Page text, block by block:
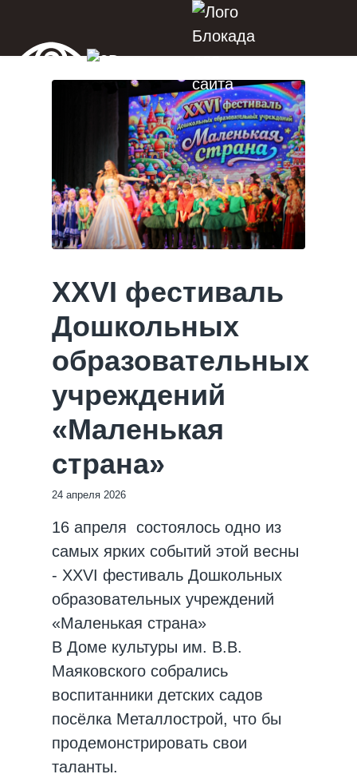
XXVI фестиваль
Дошкольных
образовательных
учреждений
«Маленькая
страна»
24 апреля 2026
16 апреля состоялось одно из
самых ярких событий этой весны
- XXVI фестиваль Дошкольных
образовательных учреждений
«Маленькая страна»
В Доме культуры им. В.В.
Маяковского собрались
воспитанники детских садов
посёлка Металлострой, что бы
продемонстрировать свои
таланты.